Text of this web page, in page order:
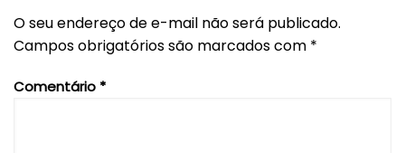
O seu endereço de e-mail não será publicado.
Campos obrigatórios são marcados com *
Comentário *